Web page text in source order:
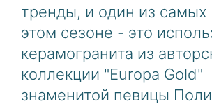
тренды, и один из самых
этом сезоне - это
керамогранита из
коллекции "Europa Gold"
знаменитой певицы